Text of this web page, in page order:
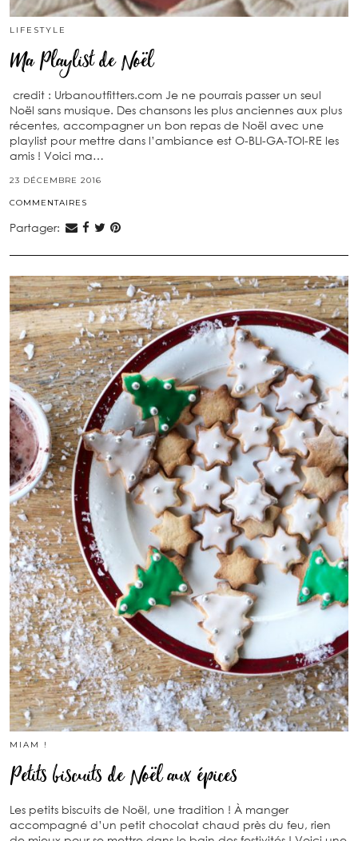
LIFESTYLE
Ma Playlist de Noël
credit : Urbanoutfitters.com Je ne pourrais passer un seul
Noël sans musique. Des chansons les plus anciennes aux plus
récentes, accompagner un bon repas de Noël avec une
playlist pour mettre dans l’ambiance est O-BLI-GA-TOI-RE les
amis ! Voici ma…
23 DÉCEMBRE 2016
COMMENTAIRES
Partager:
MIAM !
Petits biscuits de Noël aux épices
Les petits biscuits de Noël, une tradition ! À manger
accompagné d’un petit chocolat chaud près du feu, rien